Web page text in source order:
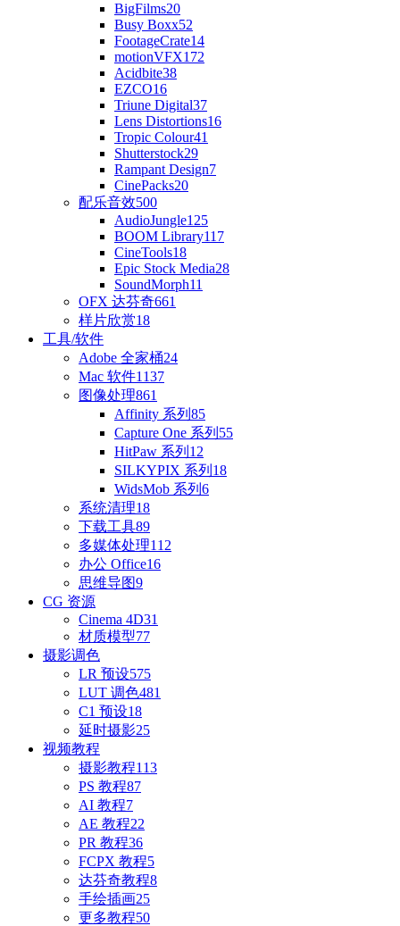
BigFilms20
Busy Boxx52
FootageCrate14
motionVFX172
Acidbite38
EZCO16
Triune Digital37
Lens Distortions16
Tropic Colour41
Shutterstock29
Rampant Design7
CinePacks20
配乐音效500
AudioJungle125
BOOM Library117
CineTools18
Epic Stock Media28
SoundMorph11
OFX 达芬奇661
样片欣赏18
工具/软件
Adobe 全家桶24
Mac 软件1137
图像处理861
Affinity 系列 85
Capture One 系列 55
HitPaw 系列 12
SILKYPIX 系列 18
WidsMob 系列 6
系统清理18
下载工具89
多媒体处理112
办公 Office16
思维导图9
CG 资源
Cinema 4D31
材质模型77
摄影调色
LR 预设575
LUT 调色481
C1 预设18
延时摄影25
视频教程
摄影教程113
PS 教程87
AI 教程7
AE 教程22
PR 教程36
FCPX 教程5
达芬奇教程8
手绘插画25
更多教程50